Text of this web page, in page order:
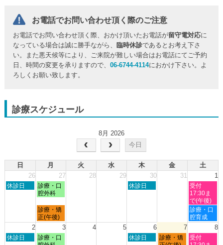
お電話でお問い合わせ頂く際のご注意
お電話でお問い合わせ頂く際、おかけ頂いたお電話が留守電対応に
なっている場合は誠に勝手ながら、
臨時休診であるとお考え下さ
い。また悪天候等により、ご来院が難しい場合はお電話にてご予約
日、時間の変更を承りますので、06-6744-4114におかけ下さい。よ
ろしくお願い致します。
診療スケジュール
8月 2026
今日
日 月 火 水 木 金
土
26
27 28 29 30 31 1
日
26th
休診日
月
曜
7
月
27th
診療・口
腔外科
木
30th
休診日
土
曜
日,
8
月
1st
受付
17:30ま
で(午後)
月
曜
日,
月
診療・矯
正(午後)
土
曜
日,
月
診療・口
腔育成
2 3 4 5 6 7 8
日
休診日
月
診療・口
木
休診日
金
診療・矯
土
受付